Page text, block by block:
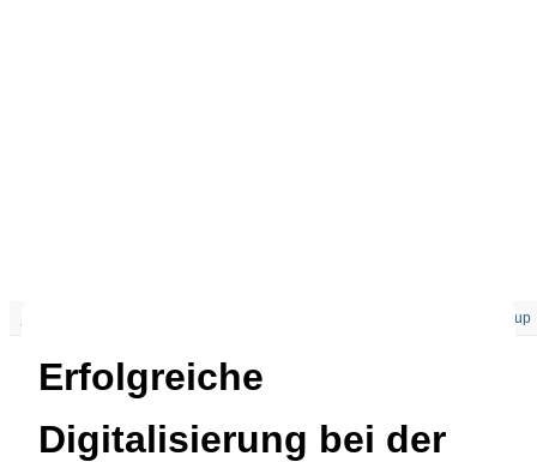
Start Erfolgreiche Digitalisierung bei der Odyssey Hotel Group
Erfolgreiche
Digitalisierung bei der